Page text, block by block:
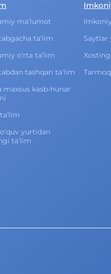
ma‘lumot
ta‘lim
o‘rta ta‘lim
tashqari ta‘lim
maxsus kasb-hunar
yurtidan
ta‘lim
Saytlar
Xosting